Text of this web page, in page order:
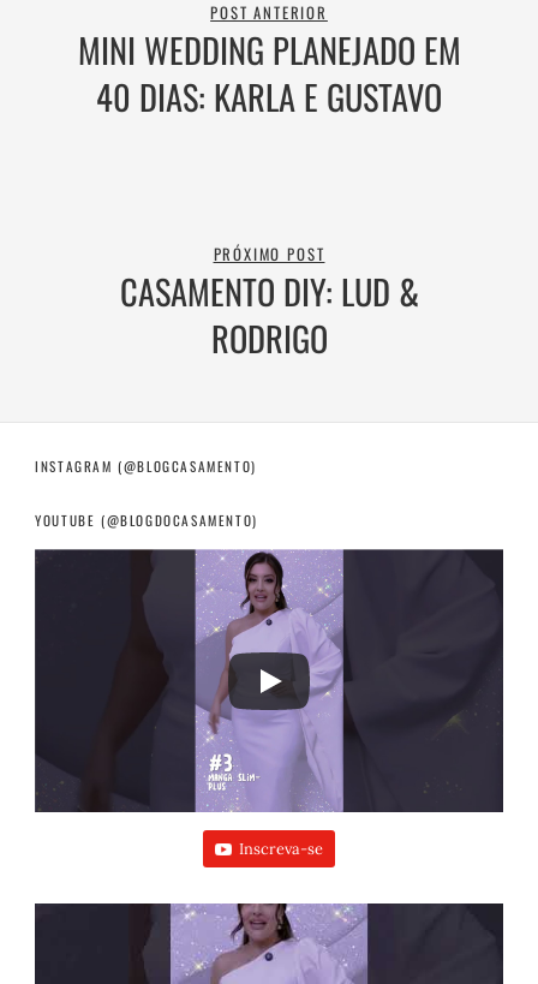
POST ANTERIOR
MINI WEDDING PLANEJADO EM
40 DIAS: KARLA E GUSTAVO
PRÓXIMO POST
CASAMENTO DIY: LUD &
RODRIGO
INSTAGRAM (@BLOGCASAMENTO)
YOUTUBE (@BLOGDOCASAMENTO)
Inscreva-se